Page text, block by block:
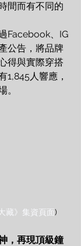
間而有不同的
Facebook、IG
公告，將品牌
得與實際穿搭
1,845人響應，
。
藏》集資頁面)
，再現頂級鐘